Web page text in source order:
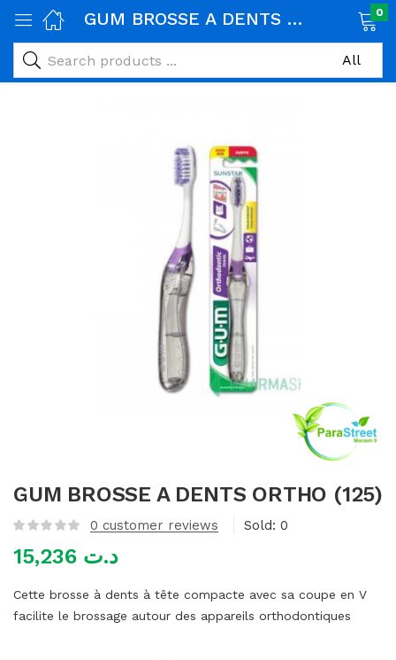
alimentaires)
GUM BROSSE A DENTS ORTHO (125) 0
GUM BROSSE A DENTS ORTHO (125)
0 customer reviews Sold: 0
د.ت
Cette brosse à dents à tête compacte avec sa coupe en V
facilite le brossage autour des appareils orthodontiques